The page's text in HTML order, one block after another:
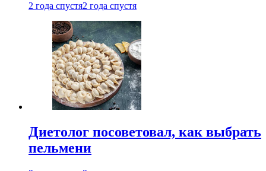
2 года спустя2 года спустя
Диетолог посоветовал, как выбрать
пельмени